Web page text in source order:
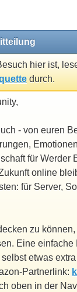
hier ist,
durch.
- von euren
für Werder
online
für Server,
zu
Eine einfache
etwas
Partnerlink:
oben in der